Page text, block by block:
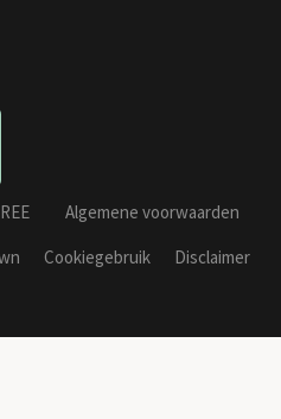
Algemene voorwaarden
Cookiegebruik
Disclaimer